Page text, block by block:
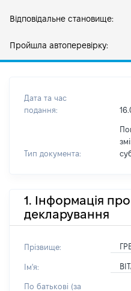
Відповідальне становище:
Пройшла автоперевірку:
Дата та час
подання:
Тип документа:
1. Інформація
декларування
Прізвище:
Ім'я:
По батькові (за